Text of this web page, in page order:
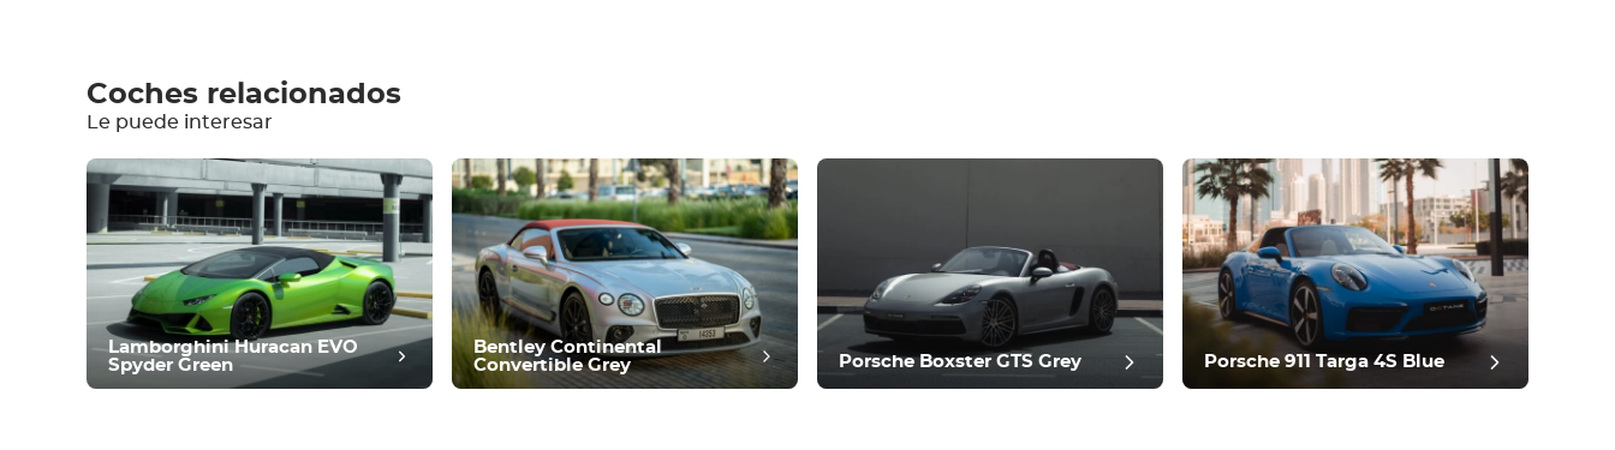
Equipamiento
Cómodo
Climatización
Conducir
Condición
Coches relacionados
Le puede interesar
Lamborghini Huracan EVO
Spyder Green
Bentley Continental
Convertible Grey
Porsche Boxster GTS Grey Porsche 911 Targa 4S Blue